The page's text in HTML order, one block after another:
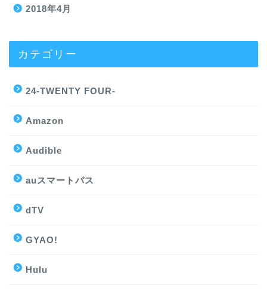
2018年4月
カテゴリー
24-TWENTY FOUR-
Amazon
Audible
auスマートパス
dTV
GYAO!
Hulu